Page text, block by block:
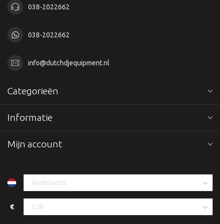
038-2022662
038-2022662
info@dutchdjequipment.nl
Categorieën
Informatie
Mijn account
€